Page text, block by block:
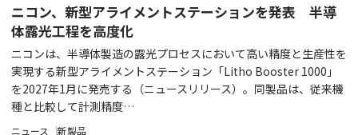
ニコン、新型アライメントステーションを発表 半導
体露光工程を高度化
ニコンは、半導体製造の露光プロセスにおいて高い精度と生産性を
実現する新型アライメントステーション「Litho Booster 1000」
を2027年1月に発売する（ニュースリリース）。同製品は、従来機
種と比較して計測精度…
ニュース 新製品